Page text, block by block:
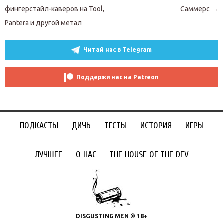
фингерстайл-каверов на Tool,
Pantera и другой метал
Саммерс →
Читай нас в Telegram
Поддержи нас на Patreon
ПОДКАСТЫ ДИЧЬ ТЕСТЫ ИСТОРИЯ ИГРЫ
ЛУЧШЕЕ О НАС THE HOUSE OF THE DEV
DISGUSTING MEN © 18+